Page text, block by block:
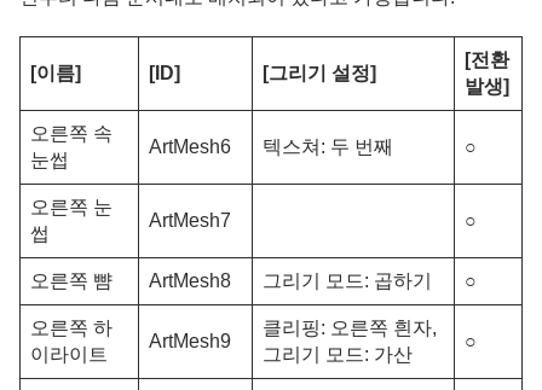
[이름] [ID] [그리기 설정]
[전환
발생]
오른쪽 속
눈썹
ArtMesh6 텍스쳐: 두 번째 ○
오른쪽 눈
썹
ArtMesh7 ○
오른쪽 뺨 ArtMesh8 그리기 모드: 곱하기 ○
오른쪽 하
이라이트
ArtMesh9
클리핑: 오른쪽 흰자,
그리기 모드: 가산
○